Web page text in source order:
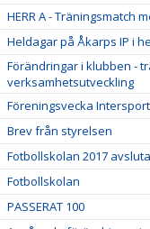
HERR A - Träningsmatch
Heldagar på Åkarps IP i
Förändringar i klubben -
verksamhetsutveckling
Föreningsvecka Intersport
Brev från styrelsen
Fotbollskolan 2017
Fotbollskolan
PASSERAT 100